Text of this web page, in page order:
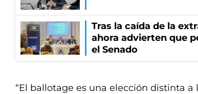
Tras la caída de la
ahora advierten que
el Senado
“El ballotage es una elección distinta